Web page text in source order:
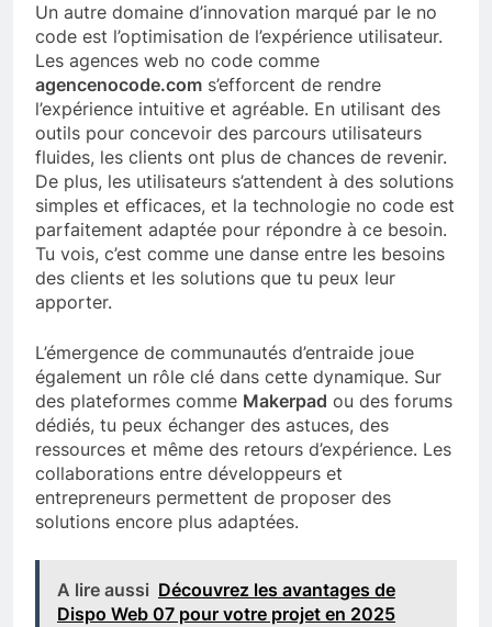
Un autre domaine d’innovation marqué par le no
code est l’optimisation de l’expérience utilisateur.
Les agences web no code comme
agencenocode.com s’efforcent de rendre
l’expérience intuitive et agréable. En utilisant des
outils pour concevoir des parcours utilisateurs
fluides, les clients ont plus de chances de revenir.
De plus, les utilisateurs s’attendent à des solutions
simples et efficaces, et la technologie no code est
parfaitement adaptée pour répondre à ce besoin.
Tu vois, c’est comme une danse entre les besoins
des clients et les solutions que tu peux leur
apporter.
L’émergence de communautés d’entraide joue
également un rôle clé dans cette dynamique. Sur
des plateformes comme Makerpad ou des forums
dédiés, tu peux échanger des astuces, des
ressources et même des retours d’expérience. Les
collaborations entre développeurs et
entrepreneurs permettent de proposer des
solutions encore plus adaptées.
A lire aussi Découvrez les avantages de
Dispo Web 07 pour votre projet en 2025